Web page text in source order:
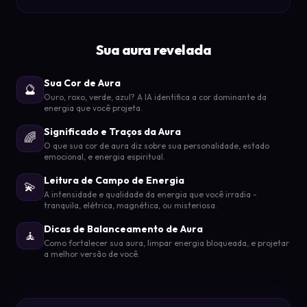
Sua aura revelada
🔮 Sua Cor de Aura
Ouro, roxo, verde, azul? A IA identifica a cor dominante da
energia que você projeta.
🌈 Significado e Traços da Aura
O que sua cor de aura diz sobre sua personalidade, estado
emocional, e energia espiritual.
💫 Leitura de Campo de Energia
A intensidade e qualidade da energia que você irradia -
tranquila, elétrica, magnética, ou misteriosa.
🧘 Dicas de Balanceamento de Aura
Como fortalecer sua aura, limpar energia bloqueada, e projetar
a melhor versão de você.